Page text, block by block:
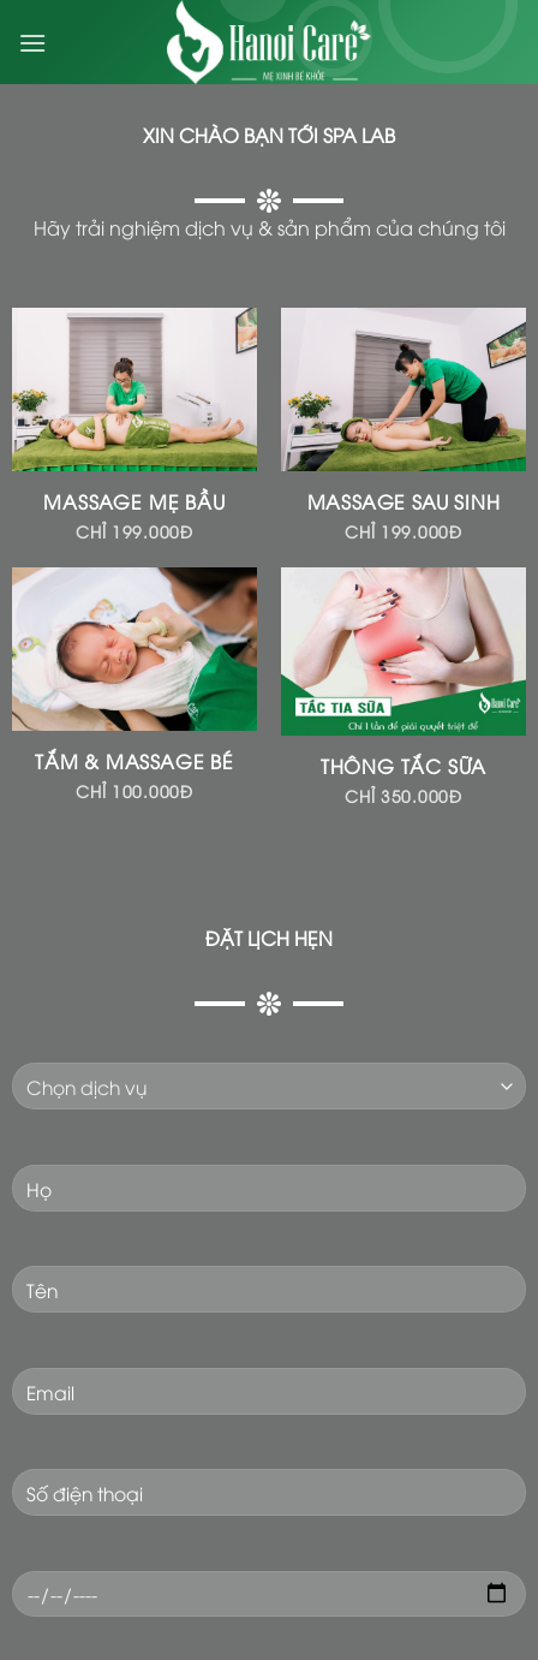
XIN CHÀO BẠN TỚI SPA LAB
Hãy trải nghiệm dịch vụ & sản phẩm của chúng tôi
MASSAGE MẸ BẦU
CHỈ 199.000Đ
MASSAGE SAU SINH
CHỈ 199.000Đ
TẮM & MASSAGE BÉ
CHỈ 100.000Đ
THÔNG TẮC SỮA
CHỈ 350.000Đ
ĐẶT LỊCH HẸN